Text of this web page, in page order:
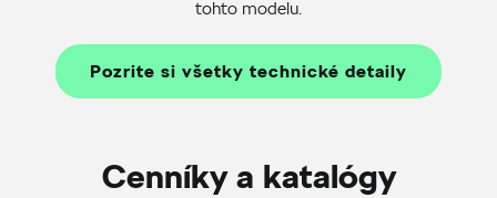
tohto modelu.
Pozrite si všetky technické detaily
Cenníky a katalógy